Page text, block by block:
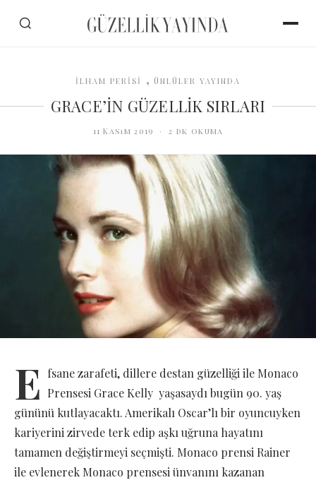
İLHAM PERİSİ , ÜNLÜLER YAYINDA
GRACE’İN GÜZELLİK SIRLARI
11 Kasım 2019 ·2 dk okuma
E fsane zarafeti, dillere destan güzelliği ile Monaco
Prensesi Grace Kelly yaşasaydı bugün 90. yaş
gününü kutlayacaktı. Amerikalı Oscar’lı bir oyuncuyken
kariyerini zirvede terk edip aşkı uğruna hayatını
tamamen değiştirmeyi seçmişti. Monaco prensi Rainer
ile evlenerek Monaco prensesi ünvanını kazanan